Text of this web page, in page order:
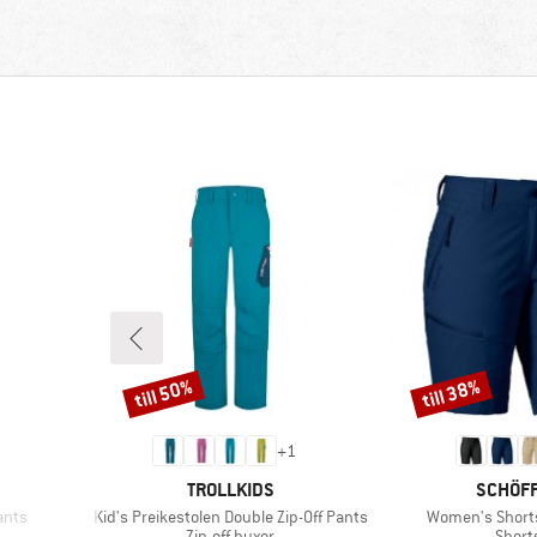
+1
VARUMÄRKE
TROLLKIDS
Produkter
Kid's Preikestolen Double Zip-Off Pants
Rabatt
till 50%
Produkter
Women's
Rabatt
till 38%